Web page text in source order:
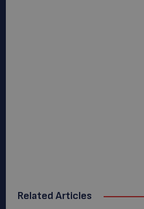
Related Articles